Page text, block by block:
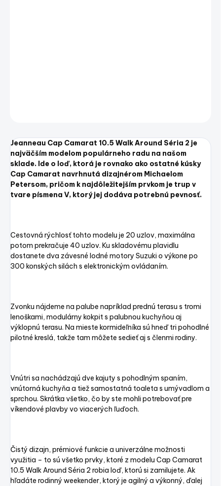
Jeanneau Cap Camarat 10.5 Walk Around Séria 2 je
najväčším modelom populárneho radu na našom
sklade. Ide o loď, ktorá je rovnako ako ostatné kúsky
Cap Camarat navrhnutá dizajnérom Michaelom
Petersom, pričom k najdôležitejším prvkom je trup v
tvare písmena V, ktorý jej dodáva potrebnú pevnosť.
Cestovná rýchlosť tohto modelu je 20 uzlov, maximálna
potom prekračuje 40 uzlov. Ku skladovému plavidlu
dostanete dva závesné lodné motory Suzuki o výkone po
300 konských silách s elektronickým ovládaním.
Zvonku nájdeme na palube napríklad prednú terasu s tromi
lenoškami, modulárny kokpit s palubnou kuchyňou aj
výklopnú terasu. Na mieste kormideľníka sú hneď tri pohodlné
pilotné kreslá, takže tam môžete sedieť aj s členmi rodiny.
Vnútri sa nachádzajú dve kajuty s pohodlným spaním,
vnútorná kuchyňa a tiež samostatná toaleta s umývadlom a
sprchou. Skrátka všetko, čo by ste mohli potrebovať pre
víkendové plavby vo viacerých ľuďoch.
Čistý dizajn, prémiové funkcie a univerzálne možnosti
využitia – to sú všetko prvky, ktoré z modelu Cap Camarat
10.5 Walk Around Séria 2 robia loď, ktorú si zamilujete. Ak
hľadáte rodinný weekender, ktorý je agilný a výkonný, ďalej